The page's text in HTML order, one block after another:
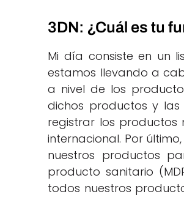
3DN: ¿Cuál es tu
Mi día consiste en un
estamos llevando a
a nivel de los
dichos productos y
registrar los productos
internacional. Por
nuestros productos
producto sanitario
todos nuestros